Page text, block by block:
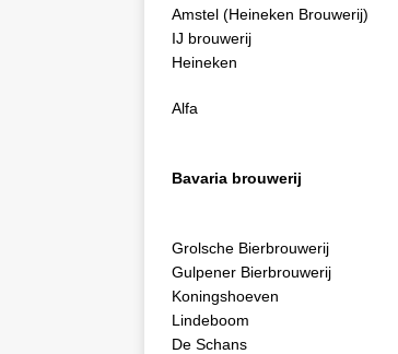
Amstel (Heineken Brouwerij)
IJ brouwerij
Heineken
Alfa
Bavaria brouwerij
Grolsche Bierbrouwerij
Gulpener Bierbrouwerij
Koningshoeven
Lindeboom
De Schans